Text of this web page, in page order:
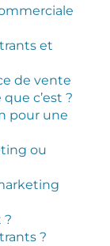
et
de vente
c’est ?
pour une
ou
?
?